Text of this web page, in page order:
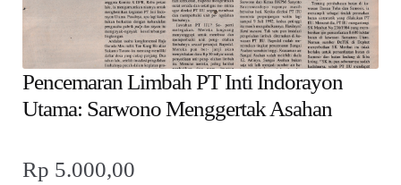
Pencemaran Limbah PT Inti Indorayon
Utama: Sarwono Menggertak Asahan
Rp 5.000,00